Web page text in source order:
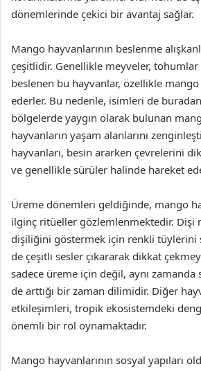
dönemlerinde çekici bir avantaj sağlar.
Mango hayvanlarının beslenme
çeşitlidir. Genellikle meyveler,
beslenen bu hayvanlar, özellikle mango
ederler. Bu nedenle, isimleri de
bölgelerde yaygın olarak bulunan
hayvanların yaşam alanlarını
hayvanları, besin ararken çevrelerini
ve genellikle sürüler halinde hareket
Üreme dönemleri geldiğinde, mango
ilginç ritüeller gözlemlenmektedir. Dişi
dişiliğini göstermek için renkli tüylerini
de çeşitli sesler çıkararak dikkat
sadece üreme için değil, aynı
de arttığı bir zaman dilimidir. Diğer
etkileşimleri, tropik ekosistemdeki
önemli bir rol oynamaktadır.
Mango hayvanlarının sosyal yapıları